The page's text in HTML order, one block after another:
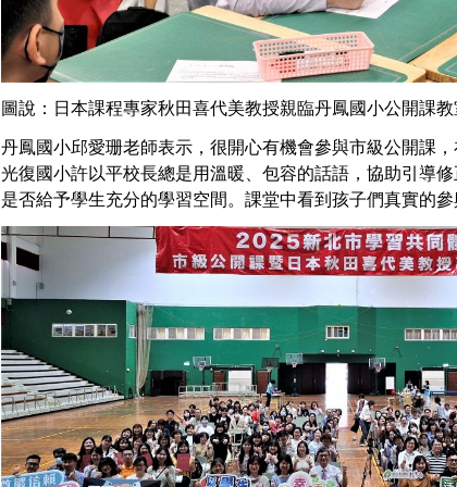
圖說：日本課程專家秋田喜代美教授親臨丹鳳國小公開課
丹鳳國小邱愛珊老師表示，很開心有機會參與市級公開課
光復國小許以平校長總是用溫暖、包容的話語，協助引導
是否給予學生充分的學習空間。課堂中看到孩子們真實的